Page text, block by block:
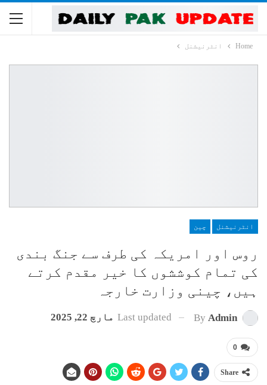
Home انٹرنیشنل
انٹرنیشنل چین
روس اور امریکہ کی طرف سے جنگ بندی
کی تمام کوششوں کا خیر مقدم کرتے
ہیں، چینی وزارت خارجہ
By Admin
Last updated مارچ 22, 2025
0
Share